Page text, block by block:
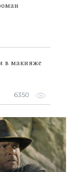
в макияже
6350